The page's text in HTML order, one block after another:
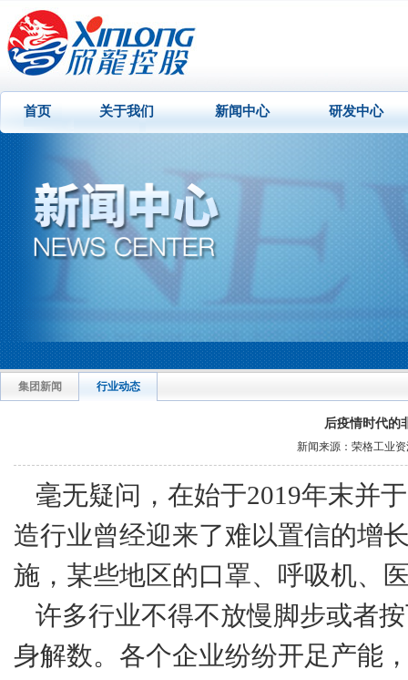
首页 关于我们 新闻中心 研发中心
集团新闻 行业动态
后疫情时代的
新闻来源：荣格工业
毫无疑问，在始于2019年末并
造行业曾经迎来了难以置信的增
施，某些地区的口罩、呼吸机、
许多行业不得不放慢脚步或者
身解数。各个企业纷纷开足产能